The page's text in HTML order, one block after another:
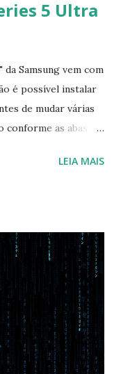
5 Ultra
Samsung vem com
é possível instalar
de mudar várias
conforme as abas, a
a BIOS e então faça
AHCI Mode ->
Boot: Secure Boot ->
CSM OS (Essa
Boot > Boot Priority
Essa ordem de boot
pela USB, depois
opções acima são
LEIA MAIS